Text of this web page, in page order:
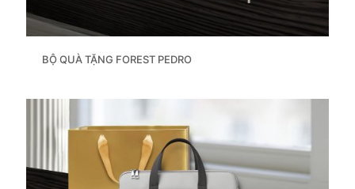
BỘ QUÀ TẶNG FOREST PEDRO